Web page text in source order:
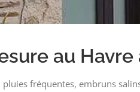
au
fréquentes, embruns